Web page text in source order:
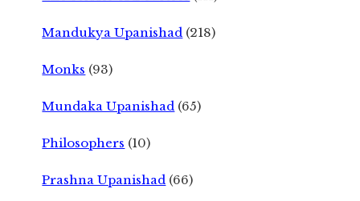
Mandukya Upanishad (218)
Monks (93)
Mundaka Upanishad (65)
Philosophers (10)
Prashna Upanishad (66)